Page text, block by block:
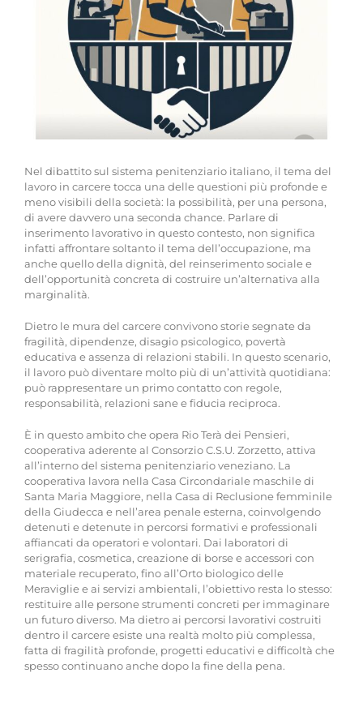
Nel dibattito sul sistema penitenziario italiano, il tema del
lavoro in carcere tocca una delle questioni più profonde e
meno visibili della società: la possibilità, per una persona,
di avere davvero una seconda chance. Parlare di
inserimento lavorativo in questo contesto, non significa
infatti affrontare soltanto il tema dell’occupazione, ma
anche quello della dignità, del reinserimento sociale e
dell’opportunità concreta di costruire un’alternativa alla
marginalità.
Dietro le mura del carcere convivono storie segnate da
fragilità, dipendenze, disagio psicologico, povertà
educativa e assenza di relazioni stabili. In questo scenario,
il lavoro può diventare molto più di un’attività quotidiana:
può rappresentare un primo contatto con regole,
responsabilità, relazioni sane e fiducia reciproca.
È in questo ambito che opera Rio Terà dei Pensieri,
cooperativa aderente al Consorzio C.S.U. Zorzetto, attiva
all’interno del sistema penitenziario veneziano. La
cooperativa lavora nella Casa Circondariale maschile di
Santa Maria Maggiore, nella Casa di Reclusione femminile
della Giudecca e nell’area penale esterna, coinvolgendo
detenuti e detenute in percorsi formativi e professionali
affiancati da operatori e volontari. Dai laboratori di
serigrafia, cosmetica, creazione di borse e accessori con
materiale recuperato, fino all’Orto biologico delle
Meraviglie e ai servizi ambientali, l’obiettivo resta lo stesso:
restituire alle persone strumenti concreti per immaginare
un futuro diverso. Ma dietro ai percorsi lavorativi costruiti
dentro il carcere esiste una realtà molto più complessa,
fatta di fragilità profonde, progetti educativi e difficoltà che
spesso continuano anche dopo la fine della pena.